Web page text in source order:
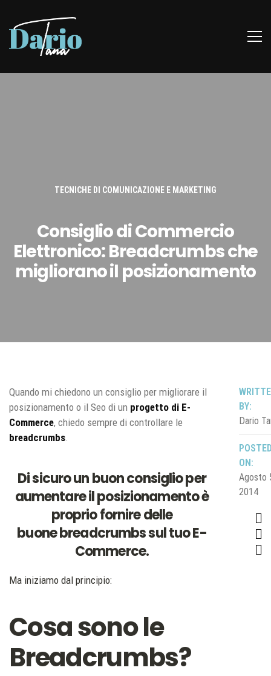
TECNICHE DI COMUNICAZIONE E MARKETING
Consiglio di Commercio
Elettronico: Breadcrumbs che
migliorano il posizionamento
Quando mi chiedono un consiglio per migliorare il
posizionamento o il Seo di un progetto di E-
Commerce, chiedo sempre di controllare le
breadcrumbs
Di sicuro un buon consiglio per
aumentare il posizionamento è
proprio fornire delle
buone breadcrumbs sul tuo E-
Commerce.
Ma iniziamo dal principio:
Cosa sono le
Breadcrumbs?
BY:
Dario
ON:
Agosto
2014